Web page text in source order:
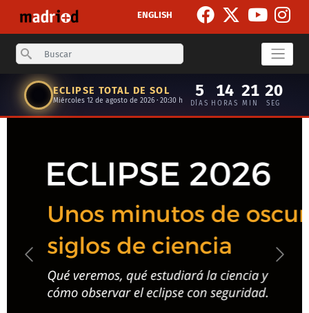
ENGLISH
Search
ECLIPSE TOTAL DE SOL
Miércoles 12 de agosto de 2026 · 20:30 h
5
DÍAS
14
HORAS
21
MIN
19
SEG
Anterior